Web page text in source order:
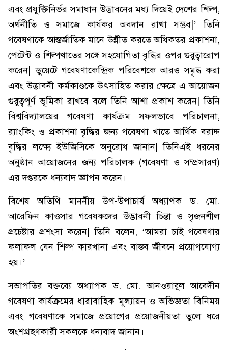
এবং প্রযুক্তিনির্ভর সমাধান উদ্ভাবনের মধ্য দিয়েই দেশের শিল্প,
অর্থনীতি ও সমাজে কার্যকর অবদান রাখা সম্ভব|’ তিনি
গবেষণাকে আন্তর্জাতিক মানে উন্নীত করতে অধিকতর প্রকাশনা,
পেটেন্ট ও শিল্পখাতের সঙ্গে সহযোগিতা বৃদ্ধির ওপর গুরুত্বারোপ
করেন| ডুয়েটে গবেষণাকেন্দ্রিক পরিবেশকে আরও সমৃদ্ধ করা
এবং উদ্ভাবনী কর্মকাণ্ডকে উৎসাহিত করার ক্ষেত্রে এ আয়োজন
গুরুত্বপূর্ণ ভূমিকা রাখবে বলে তিনি আশা প্রকাশ করেন| তিনি
বিশ্ববিদ্যালয়ের গবেষণা কার্যক্রম সফলভাবে পরিচালনা,
র‌্যাংকিং ও প্রকাশনা বৃদ্ধির জন্য গবেষণা খাতে আর্থিক বরাদ্দ
বৃদ্ধির লক্ষ্যে ইউজিসিকে অনুরোধ জানান| তিনিএই ধরনের
অনুষ্ঠান আয়োজনের জন্য পরিচালক (গবেষণা ও সম্প্রসারণ)
এর দপ্তরকে ধন্যবাদ জ্ঞাপন করেন।
বিশেষ অতিথি মাননীয় উপ-উপাচার্য অধ্যাপক ড. মো.
আরেফিন কাওসার গবেষকদের উদ্ভাবনী চিন্তা ও সৃজনশীল
প্রচেষ্টার প্রশংসা করেন| তিনি বলেন, ‘আমরা চাই গবেষণার
ফলাফল যেন শিল্প কারখানা এবং বাস্তব জীবনে প্রয়োগযোগ্য
হয়।’
সভাপতির বক্তব্যে অধ্যাপক ড. মো. আনওয়ারুল আবেদীন
গবেষণা কার্যক্রমের ধারাবাহিক মূল্যায়ন ও অভিজ্ঞতা বিনিময়
এবং গবেষণাকে সমাজে প্রয়োগের প্রয়োজনীয়তা তুলে ধরে
অংশগ্রহণকারী সকলকে ধন্যবাদ জানান।